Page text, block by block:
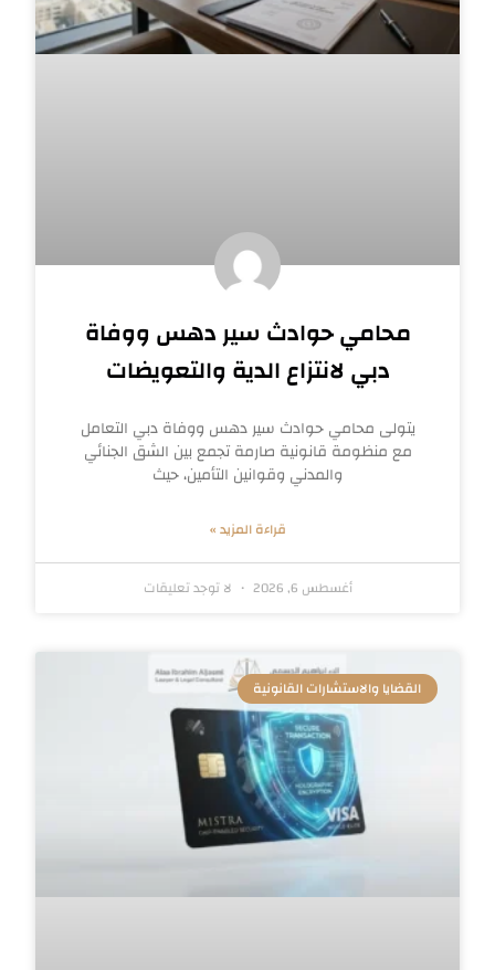
محامي حوادث سير دهس ووفاة
دبي لانتزاع الدية والتعويضات
يتولى محامي حوادث سير دهس ووفاة دبي التعامل
مع منظومة قانونية صارمة تجمع بين الشق الجنائي
والمدني وقوانين التأمين، حيث
قراءة المزيد »
أغسطس 6, 2026 لا توجد تعليقات
القضايا والاستشارات القانونية